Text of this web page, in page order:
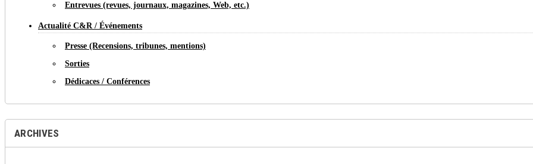
Entrevues (revues, journaux, magazines, Web, etc.)
Actualité C&R / Événements
Presse (Recensions, tribunes, mentions)
Sorties
Dédicaces / Conférences
ARCHIVES